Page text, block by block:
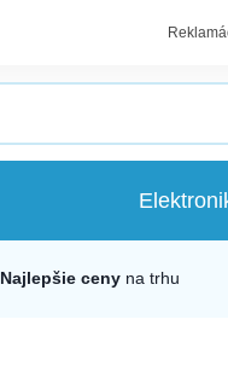
Najlepšie ceny na trhu